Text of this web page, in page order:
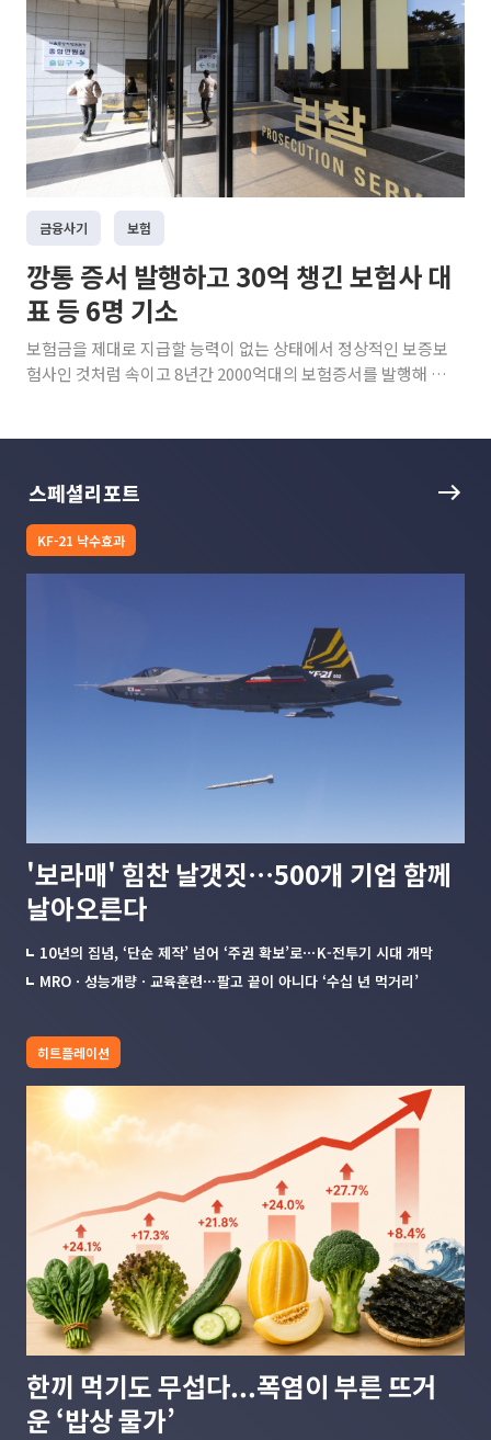
금융사기 보험
깡통 증서 발행하고 30억 챙긴 보험사 대
표 등 6명 기소
보험금을 제대로 지급할 능력이 없는 상태에서 정상적인 보증보
험사인 것처럼 속이고 8년간 2000억대의 보험증서를 발행해 약
스페셜리포트
KF-21 낙수효과
'보라매' 힘찬 날갯짓⋯500개 기업 함께
날아오른다
10년의 집념, ‘단순 제작’ 넘어 ‘주권 확보’로⋯K-전투기 시대 개막
MROㆍ성능개량ㆍ교육훈련⋯팔고 끝이 아니다 ‘수십 년 먹거리’
히트플레이션
한끼 먹기도 무섭다...폭염이 부른 뜨거
운 ‘밥상 물가’